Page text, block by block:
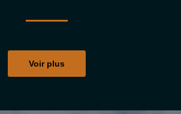
Voir plus